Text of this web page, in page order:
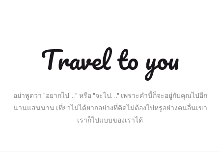
Travel to you
อย่าพูดว่า "อยากไป…" หรือ "จะไป…" เพราะคำนี้ก็จะอยู่กับคุณไปอีก
นานแสนนาน เที่ยวไม่ได้ยากอย่างที่คิดไม่ต้องไปหรูอย่างคนอื่นเขา
เราก็ไปแบบของเราได้